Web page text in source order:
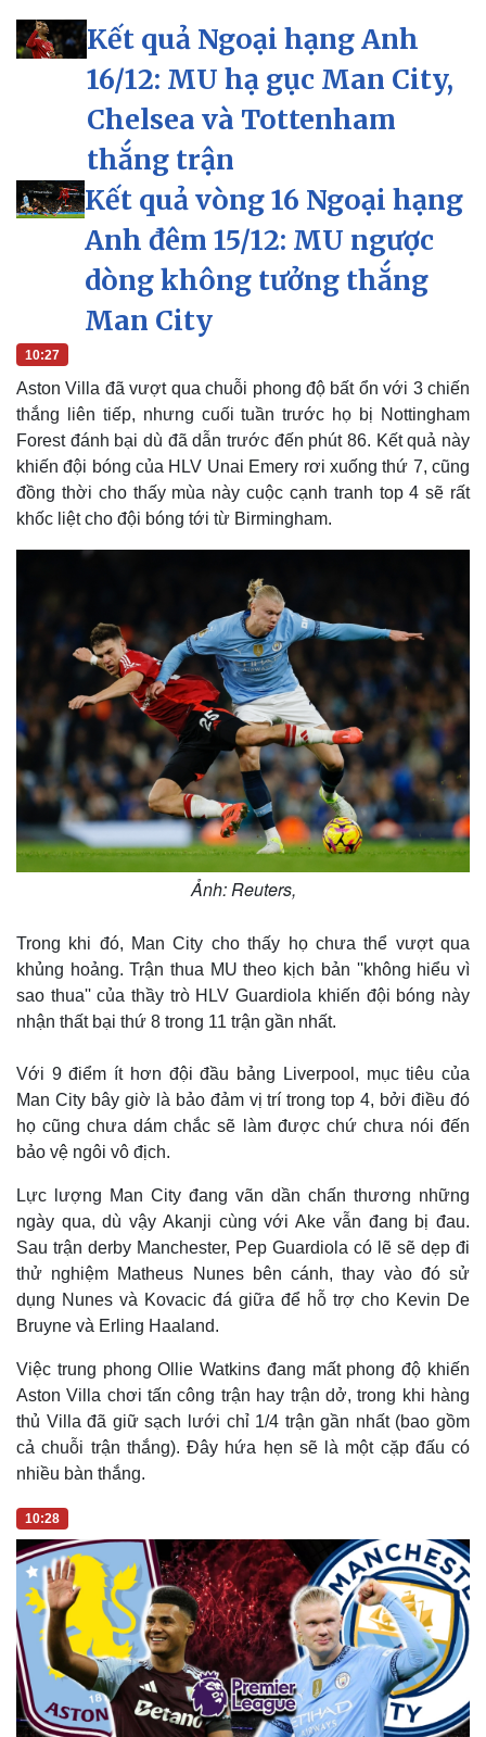
Quan sát
Cuộc sống đó đây
Hồ sơ
Multimedia
Video
E-Magazine
Infographic
Kết quả Ngoại hạng Anh
16/12: MU hạ gục Man City,
Chelsea và Tottenham
thắng trận
Kết quả vòng 16 Ngoại hạng
Anh đêm 15/12: MU ngược
dòng không tưởng thắng
Man City
10:27
Aston Villa đã vượt qua chuỗi phong độ bất ổn với 3 chiến
thắng liên tiếp, nhưng cuối tuần trước họ bị Nottingham
Forest đánh bại dù đã dẫn trước đến phút 86. Kết quả này
khiến đội bóng của HLV Unai Emery rơi xuống thứ 7, cũng
đồng thời cho thấy mùa này cuộc cạnh tranh top 4 sẽ rất
khốc liệt cho đội bóng tới từ Birmingham.
Ảnh: Reuters,
Trong khi đó, Man City cho thấy họ chưa thể vượt qua
khủng hoảng. Trận thua MU theo kịch bản ''không hiểu vì
sao thua'' của thầy trò HLV Guardiola khiến đội bóng này
nhận thất bại thứ 8 trong 11 trận gần nhất.
Với 9 điểm ít hơn đội đầu bảng Liverpool, mục tiêu của
Man City bây giờ là bảo đảm vị trí trong top 4, bởi điều đó
họ cũng chưa dám chắc sẽ làm được chứ chưa nói đến
bảo vệ ngôi vô địch.
Lực lượng Man City đang vãn dần chấn thương những
ngày qua, dù vậy Akanji cùng với Ake vẫn đang bị đau.
Sau trận derby Manchester, Pep Guardiola có lẽ sẽ dẹp đi
thử nghiệm Matheus Nunes bên cánh, thay vào đó sử
dụng Nunes và Kovacic đá giữa để hỗ trợ cho Kevin De
Bruyne và Erling Haaland.
Việc trung phong Ollie Watkins đang mất phong độ khiến
Aston Villa chơi tấn công trận hay trận dở, trong khi hàng
thủ Villa đã giữ sạch lưới chỉ 1/4 trận gần nhất (bao gồm
cả chuỗi trận thắng). Đây hứa hẹn sẽ là một cặp đấu có
nhiều bàn thắng.
10:28